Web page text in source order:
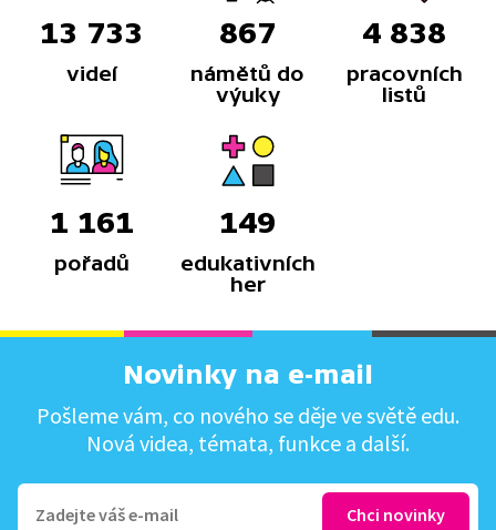
13 733
videí
867
námětů do
výuky
4 838
pracovních
listů
1 161
pořadů
149
edukativních
her
Novinky na e-mail
Pošleme vám, co nového se děje ve světě edu.
Nová videa, témata, funkce a další.